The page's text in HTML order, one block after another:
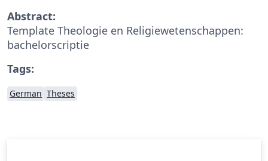
Abstract:
Template Theologie en Religiewetenschappen:
bachelorscriptie
Tags:
German Theses